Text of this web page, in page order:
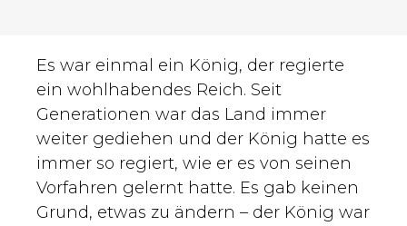
Es war einmal ein König, der regierte
ein wohlhabendes Reich. Seit
Generationen war das Land immer
weiter gediehen und der König hatte es
immer so regiert, wie er es von seinen
Vorfahren gelernt hatte. Es gab keinen
Grund, etwas zu ändern – der König war